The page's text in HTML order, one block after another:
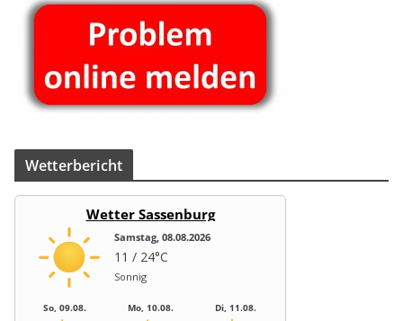
Wet­ter­be­richt
Wetter Sassenburg
Samstag, 08.08.2026
11 / 24°C
Sonnig
So, 09.08. Mo, 10.08. Di, 11.08.